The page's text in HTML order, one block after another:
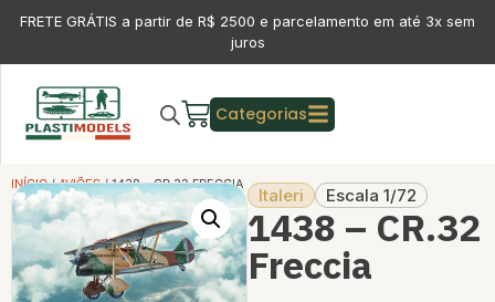
FRETE GRÁTIS a partir de R$ 2500 e parcelamento em até 3x sem
juros
Categorias
INÍCIO/AVIÕES/ 1438 – CR.32 FRECCIA
Italeri Escala 1/72
1438 – CR.32
Freccia